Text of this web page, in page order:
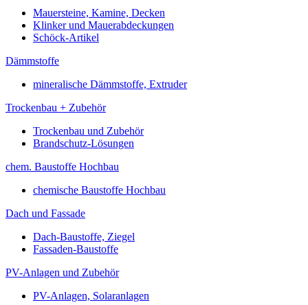
Mauersteine, Kamine, Decken
Klinker und Mauerabdeckungen
Schöck-Artikel
Dämmstoffe
mineralische Dämmstoffe, Extruder
Trockenbau + Zubehör
Trockenbau und Zubehör
Brandschutz-Lösungen
chem. Baustoffe Hochbau
chemische Baustoffe Hochbau
Dach und Fassade
Dach-Baustoffe, Ziegel
Fassaden-Baustoffe
PV-Anlagen und Zubehör
PV-Anlagen, Solaranlagen